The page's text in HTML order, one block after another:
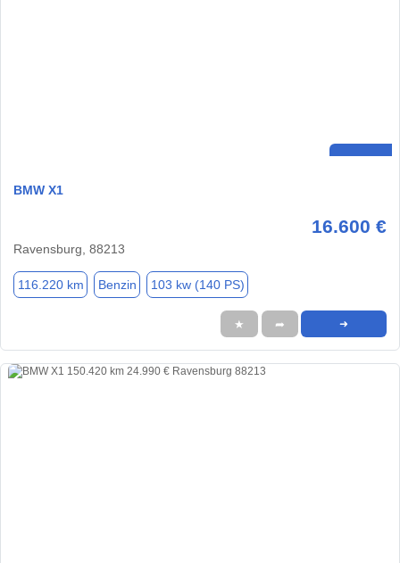
BMW X1
16.600 €
Ravensburg, 88213
116.220 km Benzin 103 kw (140 PS)
★ ➦ ➜